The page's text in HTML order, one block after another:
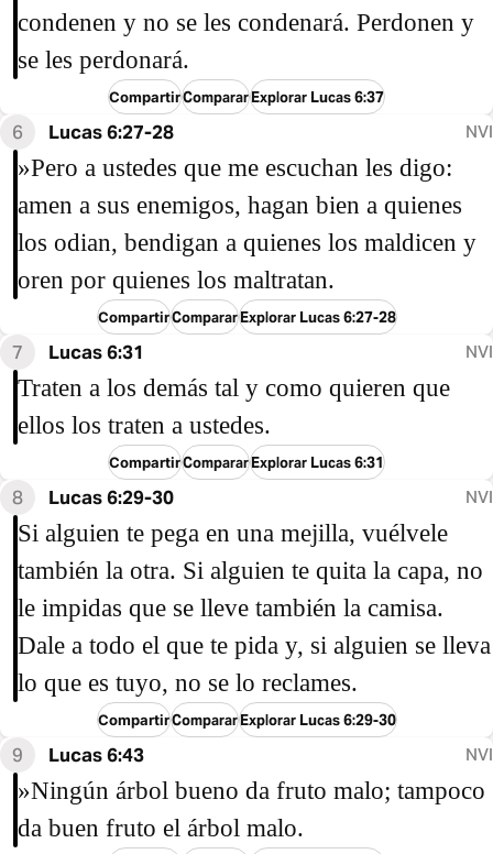
condenen y no se les condenará. Perdonen y
se les perdonará.
CompartirCompararExplorar Lucas 6:37
6 Lucas 6:27-28 NVI
»Pero a ustedes que me escuchan les digo:
amen a sus enemigos, hagan bien a quienes
los odian, bendigan a quienes los maldicen y
oren por quienes los maltratan.
CompartirCompararExplorar Lucas 6:27-28
7 Lucas 6:31 NVI
Traten a los demás tal y como quieren que
ellos los traten a ustedes.
CompartirCompararExplorar Lucas 6:31
8 Lucas 6:29-30 NVI
Si alguien te pega en una mejilla, vuélvele
también la otra. Si alguien te quita la capa, no
le impidas que se lleve también la camisa.
Dale a todo el que te pida y, si alguien se lleva
lo que es tuyo, no se lo reclames.
CompartirCompararExplorar Lucas 6:29-30
9 Lucas 6:43 NVI
»Ningún árbol bueno da fruto malo; tampoco
da buen fruto el árbol malo.